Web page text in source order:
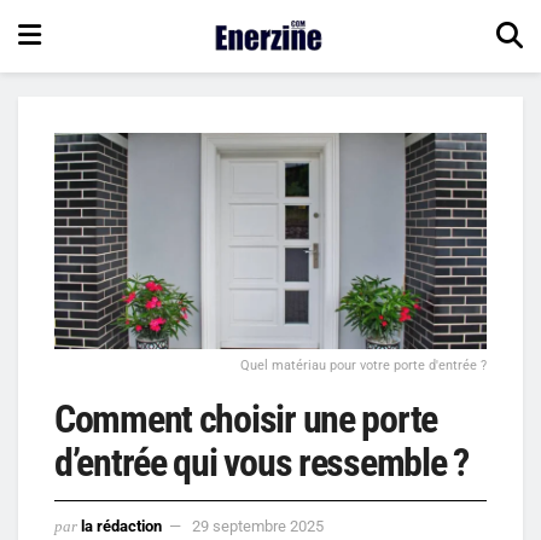
Quel matériau pour votre porte d'entrée ?
Comment choisir une porte
d’entrée qui vous ressemble ?
par la rédaction 29 septembre 2025